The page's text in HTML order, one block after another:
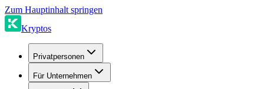
Zum Hauptinhalt springen
Kryptos
Privatpersonen
Für Unternehmen